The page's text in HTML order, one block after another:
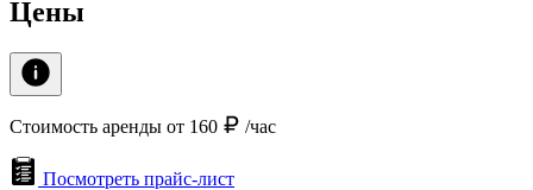
Цены
Стоимость аренды от 160 /час
Посмотреть прайс-лист